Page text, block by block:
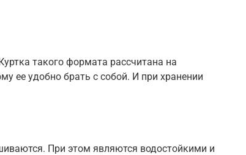
такого формата рассчитана на
ее удобно брать с собой. И при хранении
При этом являются водостойкими и